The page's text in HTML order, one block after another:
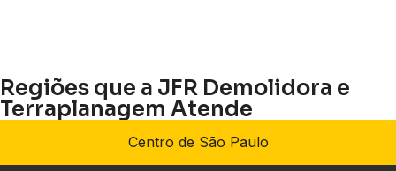
Regiões que a JFR Demolidora e
Terraplanagem Atende
Centro de São Paulo